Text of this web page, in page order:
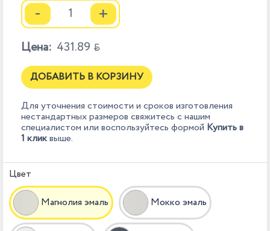
- +
Цена: 431.89 
ДОБАВИТЬ В КОРЗИНУ
Для уточнения стоимости и сроков изготовления
нестандартных размеров свяжитесь с нашим
специалистом или воспользуйтесь формой Купить в
1 кликвыше.
Цвет
Магнолия эмаль Мокко эмаль